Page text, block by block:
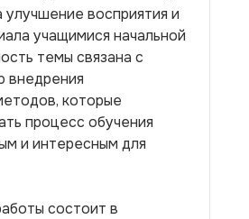
улучшение восприятия и
учащимися начальной
темы связана с
внедрения
которые
процесс обучения
и интересным для
состоит в